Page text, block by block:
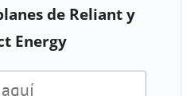
de Reliant y
Energy